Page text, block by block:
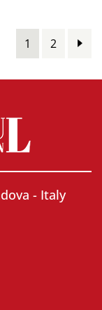
1 2
- Italy